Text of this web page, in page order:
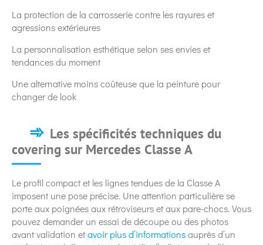
La protection de la carrosserie contre les rayures et
agressions extérieures
La personnalisation esthétique selon ses envies et
tendances du moment
Une alternative moins coûteuse que la peinture pour
changer de look
Les spécificités techniques du
covering sur Mercedes Classe A
Le profil compact et les lignes tendues de la Classe A
imposent une pose précise. Une attention particulière se
porte aux poignées aux rétroviseurs et aux pare-chocs. Vous
pouvez demander un essai de découpe ou des photos
avant validation etavoir plus d’informationsauprès d’un